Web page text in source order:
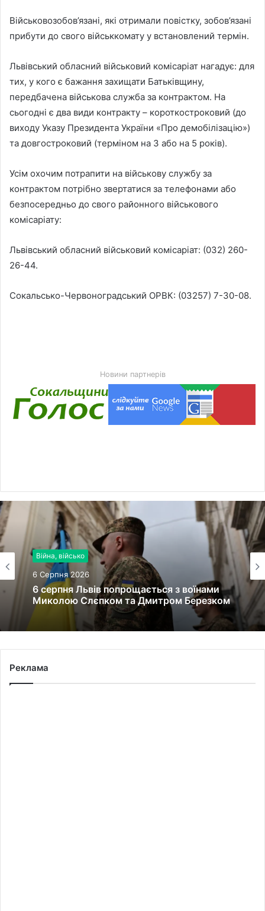
Військовозобов’язані, які отримали повістку, зобов’язані
прибути до свого військкомату у встановлений термін.
Львівський обласний військовий комісаріат нагадує: для
тих, у кого є бажання захищати Батьківщину,
передбачена військова служба за контрактом. На
сьогодні є два види контракту – короткостроковий (до
виходу Указу Президента України «Про демобілізацію»)
та довгостроковий (терміном на 3 або на 5 років).
Усім охочим потрапити на військову службу за
контрактом потрібно звертатися за телефонами або
безпосередньо до свого районного військового
комісаріату:
Львівський обласний військовий комісаріат: (032) 260-
26-44.
Сокальсько-Червоноградський ОРВК: (03257) 7-30-08.
Новини партнерів
Війна, військо
6 Серпня 2026
6 серпня Львів попрощається з воїнами
Миколою Слєпком та Дмитром Березком
Реклама